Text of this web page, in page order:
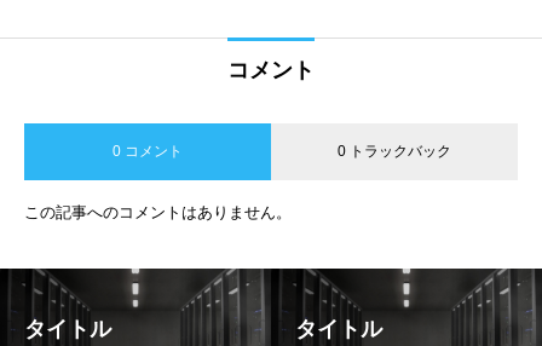
コメント
0 コメント 0 トラックバック
この記事へのコメントはありません。
タイトル タイトル